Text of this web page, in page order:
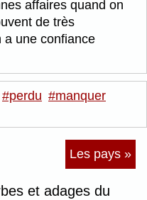
affaires quand on
de très
a une confiance
#perdu #manquer
Les pays »
et adages du